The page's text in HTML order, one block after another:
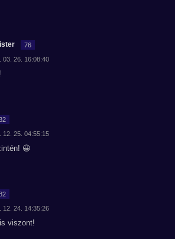
76
03. 26. 16:08:40
12. 25. 04:55:15
😀
12. 24. 14:35:26
viszont!